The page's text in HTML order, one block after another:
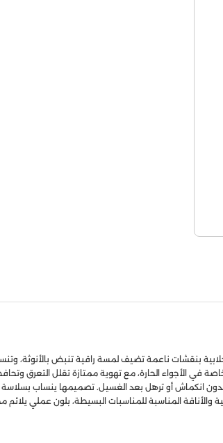
بنقشات ناعمة تضيف لمسة راقية تنبض
في الأجواء الحارة، مع تهوية ممتازة تقلل التعرق
انكماش أو ترهل بعد الغسيل. تصميمها ينساب بسلاسة
والأناقة المناسبة للمناسبات البسيطة، بلون عملي